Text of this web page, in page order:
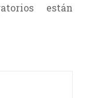
están